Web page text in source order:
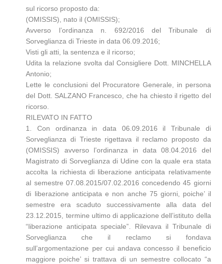
sul ricorso proposto da:
(OMISSIS), nato il (OMISSIS);
Avverso l’ordinanza n. 692/2016 del Tribunale di
Sorveglianza di Trieste in data 06.09.2016;
Visti gli atti, la sentenza e il ricorso;
Udita la relazione svolta dal Consigliere Dott. MINCHELLA
Antonio;
Lette le conclusioni del Procuratore Generale, in persona
del Dott. SALZANO Francesco, che ha chiesto il rigetto del
ricorso.
RILEVATO IN FATTO
1. Con ordinanza in data 06.09.2016 il Tribunale di
Sorveglianza di Trieste rigettava il reclamo proposto da
(OMISSIS) avverso l’ordinanza in data 08.04.2016 del
Magistrato di Sorveglianza di Udine con la quale era stata
accolta la richiesta di liberazione anticipata relativamente
al semestre 07.08.2015/07.02.2016 concedendo 45 giorni
di liberazione anticipata e non anche 75 giorni, poiche’ il
semestre era scaduto successivamente alla data del
23.12.2015, termine ultimo di applicazione dell’istituto della
“liberazione anticipata speciale”. Rilevava il Tribunale di
Sorveglianza che il reclamo si fondava
sull’argomentazione per cui andava concesso il beneficio
maggiore poiche’ si trattava di un semestre collocato “a